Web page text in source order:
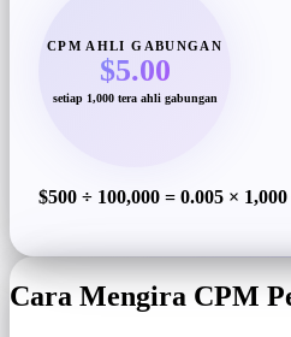
CPM AHLI GABUNGAN
$5.00
setiap 1,000 tera ahli gabungan
$500 ÷ 100,000 = 0.005 ×
Cara Mengira CPM